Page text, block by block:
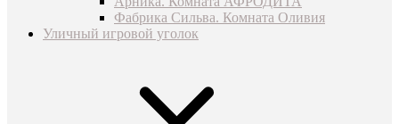
Фабрика Сильва. Комната Оливия
Уличный игровой уголок